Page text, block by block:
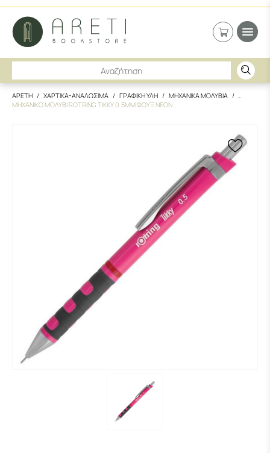
ΑΡΕΤΗ ΧΑΡΤΙΚΑ-ΑΝΑΛΩΣΙΜΑ ΓΡΑΦΙΚΗ ΥΛΗ
ΜΗΧΑΝΙΚΑ ΜΟΛΥΒΙΑ
ΜΗΧΑΝΙΚΟ ΜΟΛΥΒΙ ROTRING TIKKY 0.5MM ΦΟΥΞ ΝΕΟΝ